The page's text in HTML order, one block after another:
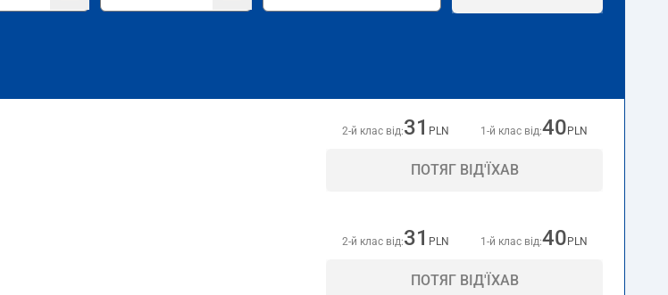
2-й клас від:31 PLN 1-й клас від:40 PLN
ПОТЯГ ВІД'ЇХАВ
2-й клас від:31 PLN 1-й клас від:40 PLN
ПОТЯГ ВІД'ЇХАВ